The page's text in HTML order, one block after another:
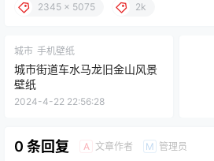
2345 x 5075 2k
城市 手机壁纸
城市街道车水马龙旧金山风景
壁纸
2024-4-22 22:56:28
0 条回复 A 文章作者 M 管理员